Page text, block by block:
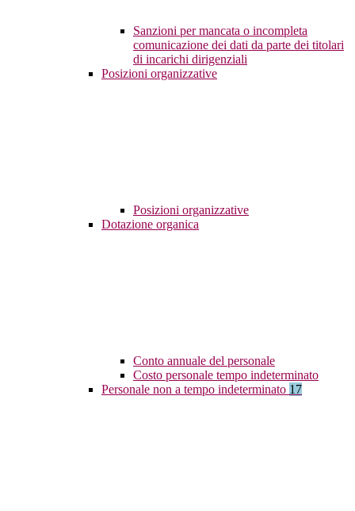
Sanzioni per mancata o incompleta
comunicazione dei dati da parte dei titolari
di incarichi dirigenziali
Posizioni organizzative
Posizioni organizzative
Dotazione organica
Conto annuale del personale
Costo personale tempo indeterminato
Personale non a tempo indeterminato 17